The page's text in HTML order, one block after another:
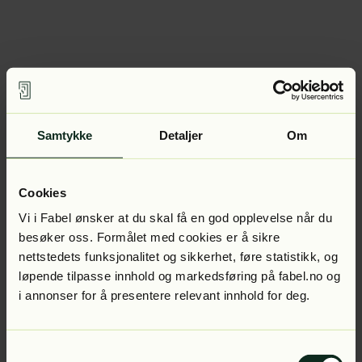
Samtykke Detaljer Om
Cookies
Vi i Fabel ønsker at du skal få en god opplevelse når du
besøker oss. Formålet med cookies er å sikre
nettstedets funksjonalitet og sikkerhet, føre statistikk, og
løpende tilpasse innhold og markedsføring på fabel.no og
i annonser for å presentere relevant innhold for deg.